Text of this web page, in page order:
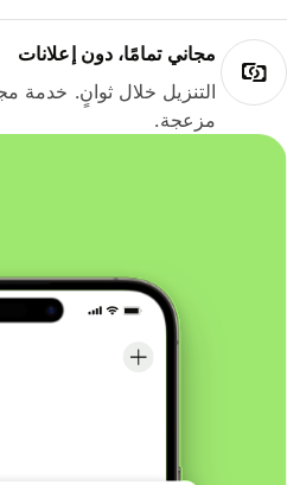
مجاني تمامًا، دون إعلانات
التنزيل خلال ثوانٍ. خدمة
مزعجة.